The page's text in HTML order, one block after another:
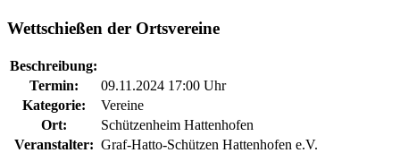
Wettschießen der Ortsvereine
Beschreibung:
Termin:
09.11.2024 17:00 Uhr
Kategorie:
Vereine
Ort:
Schützenheim Hattenhofen
Veranstalter: Graf-Hatto-Schützen Hattenhofen e.V.